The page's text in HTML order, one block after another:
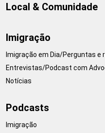
Local & Comunidade
Imigração
Imigração em Dia/Perguntas e
Entrevistas/Podcast com
Notícias
Podcasts
Imigração